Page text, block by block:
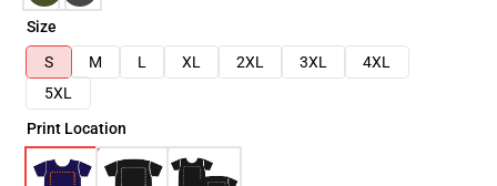
Size
S
M L XL 2XL 3XL
4XL
5XL
Print Location